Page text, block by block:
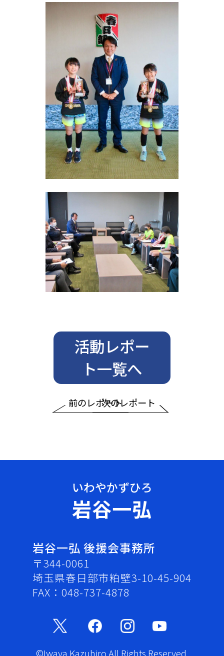
前のレポート
活動レポー
ト一覧へ
次のレポート
岩谷一弘
岩谷一弘 後援会事務所
〒344-0061
埼玉県春日部市粕壁3-10-45-904
FAX：048-737-4878
©Iwaya Kazuhiro All Rights Reserved.